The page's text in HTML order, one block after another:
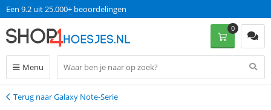
Een 9.2 uit 25.000+ beoordelingen
Menu
0
Terug
Terug naar Galaxy Note-Serie